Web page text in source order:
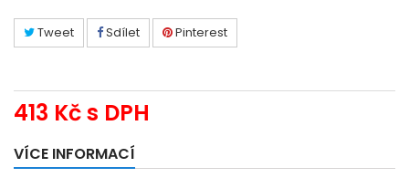
Tweet Sdílet Pinterest
413 Kčs DPH
VÍCE INFORMACÍ